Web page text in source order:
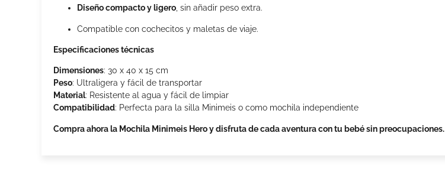
Diseño compacto y ligero , sin añadir peso extra.
Compatible con cochecitos y maletas de viaje.
Especificaciones técnicas
Dimensiones: 30 x 40 x 15 cm
Peso: Ultraligera y fácil de transportar
Material: Resistente al agua y fácil de limpiar
Compatibilidad: Perfecta para la silla Minimeis o como mochila independiente
Compra ahora la Mochila Minimeis Hero y disfruta de cada aventura con tu bebé sin preocupaciones.